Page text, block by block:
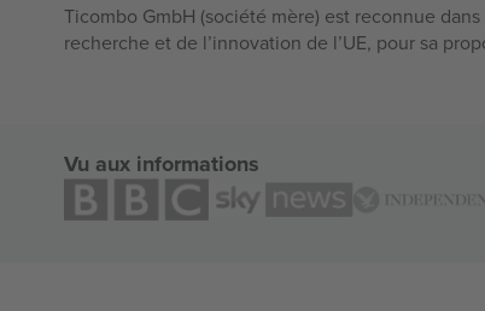
Ticombo GmbH (société mère) est reconnue
recherche et de l’innovation de l’UE, pour sa
Vu aux informations